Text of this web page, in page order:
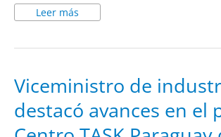
Leer más
Viceministro de
destacó avances en el
Viceministro
de
industria
destacó
avances
el